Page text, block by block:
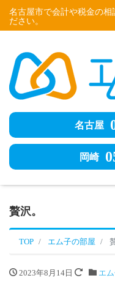
名古屋市で会計や税金の相
ださい。
名古屋
岡崎
贅沢。
TOP エム子の部屋
2023年8月14日 エ